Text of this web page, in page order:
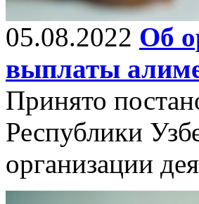
05.08.2022 Об
выплаты
Принято
Республики
организации